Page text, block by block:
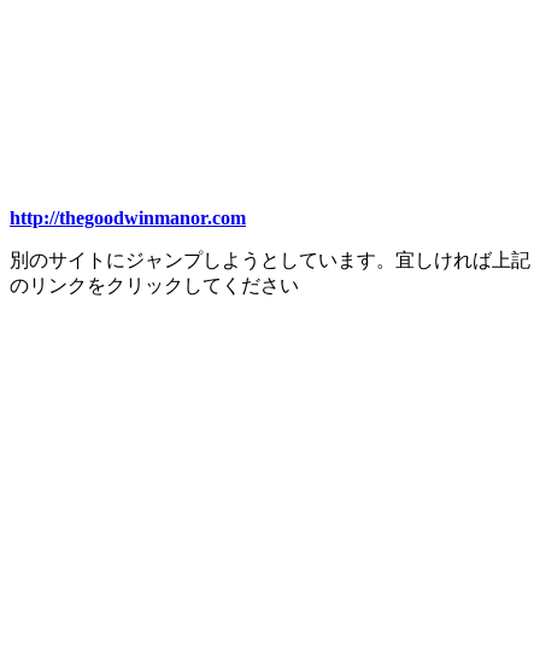
http://thegoodwinmanor.com
別のサイトにジャンプしようとしています。宜しければ上記
のリンクをクリックしてください